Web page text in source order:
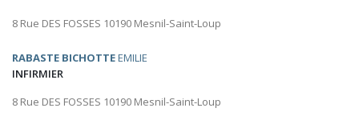
8 Rue DES FOSSES 10190 Mesnil-Saint-Loup
RABASTE BICHOTTEEMILIE
INFIRMIER
8 Rue DES FOSSES 10190 Mesnil-Saint-Loup